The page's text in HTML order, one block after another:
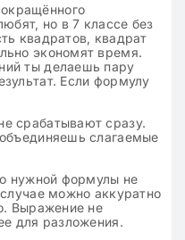
но в 7 классе без
квадратов, квадрат
экономят время.
ты делаешь пару
Если формулу
срабатывают сразу.
слагаемые
нужной формулы не
можно аккуратно
Выражение не
для разложения.